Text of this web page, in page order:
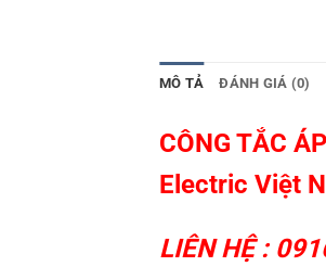
MÔ TẢ ĐÁNH GIÁ (0)
CÔNG TẮC
Electric Việt
LIÊN HỆ :